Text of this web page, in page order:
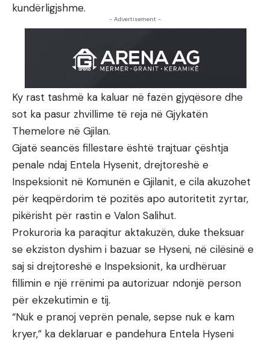
kundërligjshme.
- Advertisement -
Ky rast tashmë ka kaluar në fazën gjyqësore dhe
sot ka pasur zhvillime të reja në Gjykatën
Themelore në Gjilan.
Gjatë seancës fillestare është trajtuar çështja
penale ndaj Entela Hysenit, drejtoreshë e
Inspeksionit në Komunën e Gjilanit, e cila akuzohet
për keqpërdorim të pozitës apo autoritetit zyrtar,
pikërisht për rastin e Valon Salihut.
Prokuroria ka paraqitur aktakuzën, duke theksuar
se ekziston dyshim i bazuar se Hyseni, në cilësinë e
saj si drejtoreshë e Inspeksionit, ka urdhëruar
fillimin e një rrënimi pa autorizuar ndonjë person
për ekzekutimin e tij.
“Nuk e pranoj veprën penale, sepse nuk e kam
kryer,” ka deklaruar e pandehura Entela Hyseni